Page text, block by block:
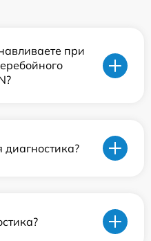
при
диагностика?